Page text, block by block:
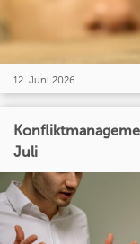
12. Juni 2026
Juli